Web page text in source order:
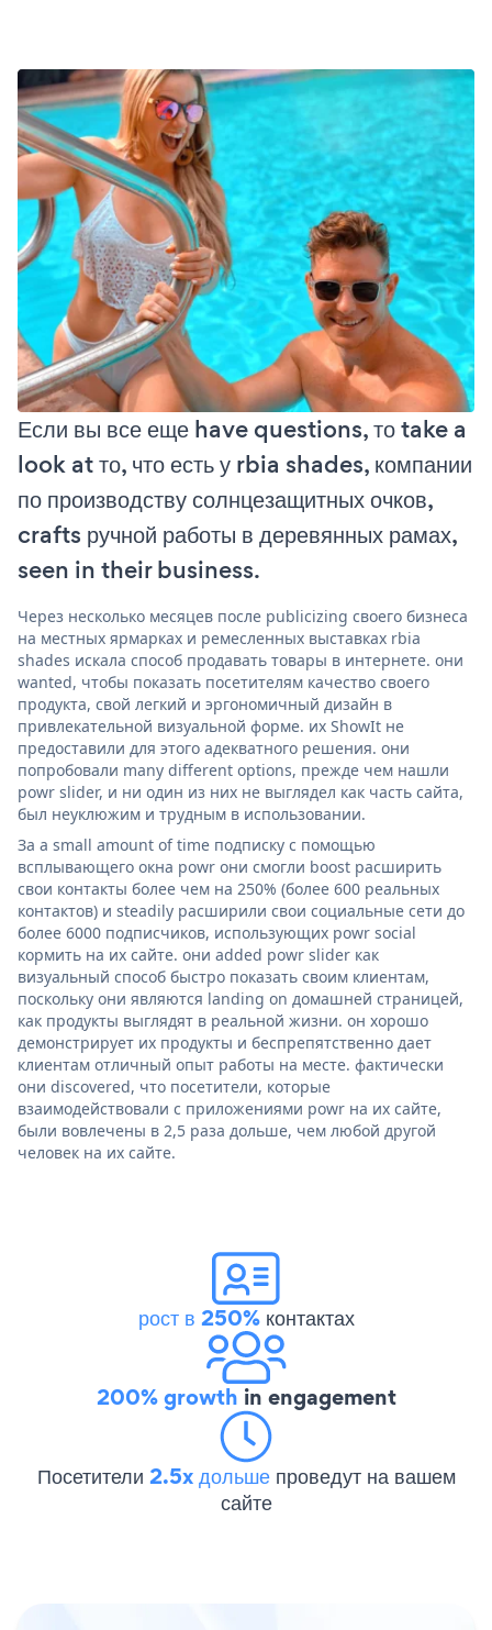
Если вы все еще have questions, то take a
look at то, что есть у rbia shades, компании
по производству солнцезащитных очков,
crafts ручной работы в деревянных рамах,
seen in their business.
Через несколько месяцев после publicizing своего бизнеса
на местных ярмарках и ремесленных выставках rbia
shades искала способ продавать товары в интернете. они
wanted, чтобы показать посетителям качество своего
продукта, свой легкий и эргономичный дизайн в
привлекательной визуальной форме. их ShowIt не
предоставили для этого адекватного решения. они
попробовали many different options, прежде чем нашли
powr slider, и ни один из них не выглядел как часть сайта,
был неуклюжим и трудным в использовании.
За a small amount of time подписку с помощью
всплывающего окна powr они смогли boost расширить
свои контакты более чем на 250% (более 600 реальных
контактов) и steadily расширили свои социальные сети до
более 6000 подписчиков, использующих powr social
кормить на их сайте. они added powr slider как
визуальный способ быстро показать своим клиентам,
поскольку они являются landing on домашней страницей,
как продукты выглядят в реальной жизни. он хорошо
демонстрирует их продукты и беспрепятственно дает
клиентам отличный опыт работы на месте. фактически
они discovered, что посетители, которые
взаимодействовали с приложениями powr на их сайте,
были вовлечены в 2,5 раза дольше, чем любой другой
человек на их сайте.
рост в 250%контактах
200% growth in engagement
Посетители 2.5x дольше проведут на вашем
сайте